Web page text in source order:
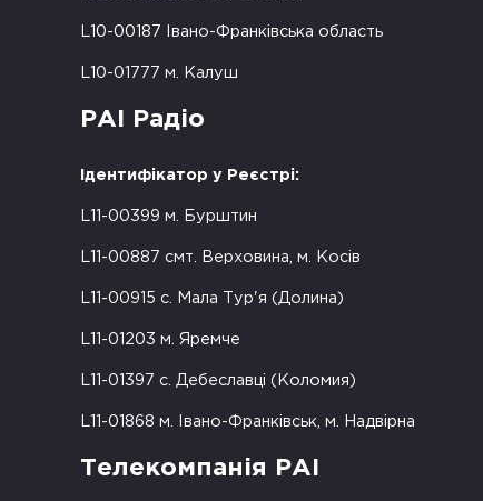
L10-00187 Івано-Франківська область
L10-01777 м. Калуш
РАІ Радіо
Ідентифікатор у Реєстрі:
L11-00399 м. Бурштин
L11-00887 смт. Верховина, м. Косів
L11-00915 с. Мала Тур'я (Долина)
L11-01203 м. Яремче
L11-01397 с. Дебеславці (Коломия)
L11-01868 м. Івано-Франківськ, м. Надвірна
Телекомпанія РАІ